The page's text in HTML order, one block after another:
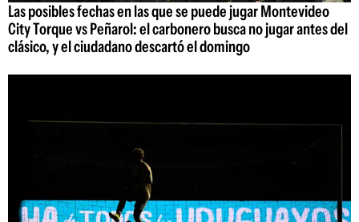
Las posibles fechas en las que se puede jugar Montevideo
City Torque vs Peñarol: el carbonero busca no jugar antes del
clásico, y el ciudadano descartó el domingo